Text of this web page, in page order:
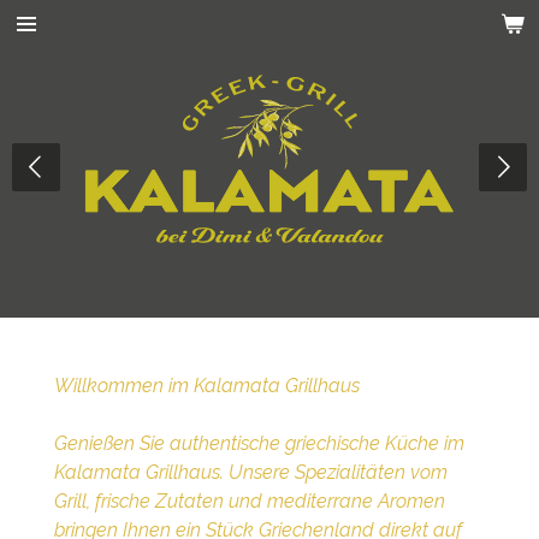
Zum
Willkommen im Kalamata Grillhaus
Genießen Sie authentische griechische Küche im
Kalamata Grillhaus. Unsere Spezialitäten vom
Grill, frische Zutaten und mediterrane Aromen
bringen Ihnen ein Stück Griechenland direkt auf